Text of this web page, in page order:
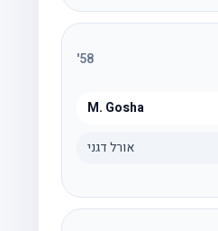
58
'
M. Gosha
אורל דגני